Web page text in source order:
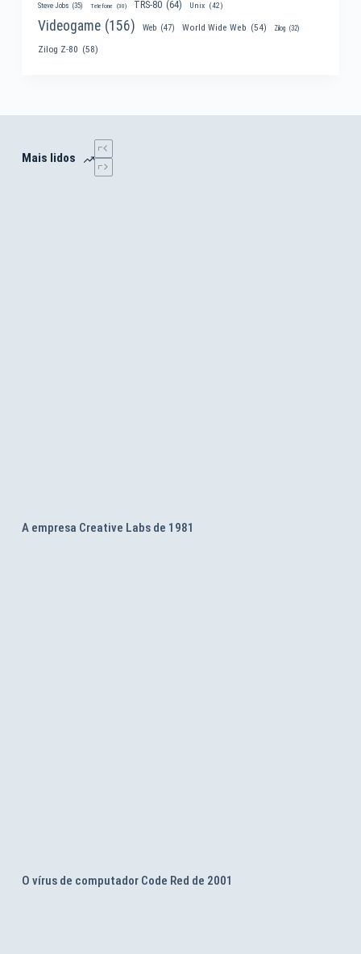
Steve Jobs (35) Telefone (30) TRS-80 (64) Unix (42)
Videogame (156) Web (47) World Wide Web (54) Zilog (32)
Zilog Z-80 (58)
Mais lidos
A empresa Creative Labs de 1981
O vírus de computador Code Red de 2001